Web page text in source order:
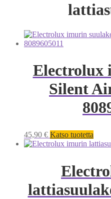
Electrolux
Silent
45,90 € Katso tuotetta